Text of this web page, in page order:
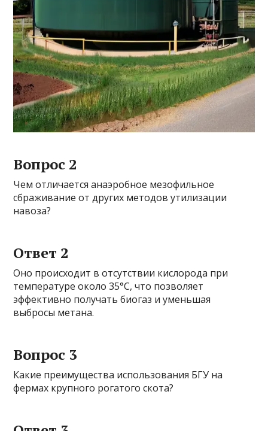
Вопрос 2
Чем отличается анаэробное мезофильное
сбраживание от других методов утилизации
навоза?
Ответ 2
Оно происходит в отсутствии кислорода при
температуре около 35°C, что позволяет
эффективно получать биогаз и уменьшая
выбросы метана.
Вопрос 3
Какие преимущества использования БГУ на
фермах крупного рогатого скота?